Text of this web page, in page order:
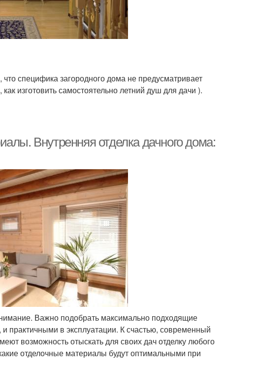
специфика загородного дома не предусматривает
изготовить самостоятельно летний душ для дачи ).
Внутренняя отделка дачного дома:
Важно подобрать максимально подходящие
практичными в эксплуатации. К счастью, современный
возможность отыскать для своих дач отделку любого
отделочные материалы будут оптимальными при